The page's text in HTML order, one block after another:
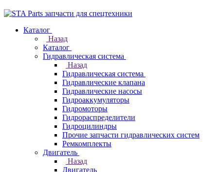
Каталог
Назад
Каталог
Гидравлическая система
Назад
Гидравлическая система
Гидравлические клапана
Гидравлические насосы
Гидроаккумуляторы
Гидромоторы
Гидрораспределители
Гидроцилиндры
Прочие запчасти гидравлических систем
Ремкомплекты
Двигатель
Назад
Двигатель